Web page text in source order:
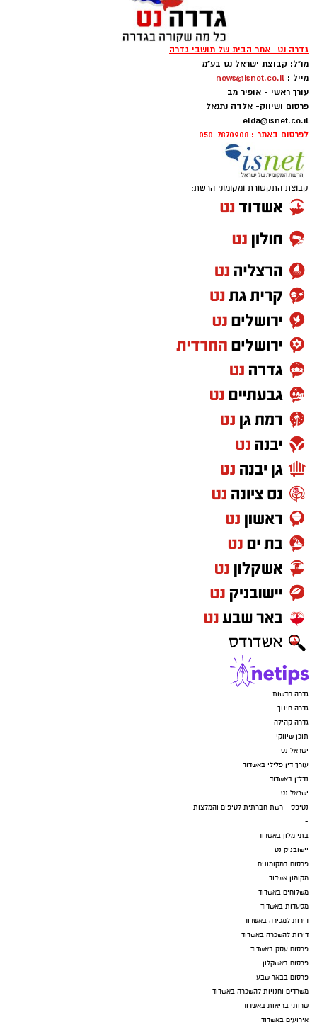
גדרה נט -אתר הבית של תושבי גדרה
מו"ל: קבוצת ישראל נט בע"מ
מייל : news@isnet.co.il
עורך ראשי - אופיר מב
פרסום ושיווק- אלדה נתנאל
elda@isnet.co.il
לפרסום באתר : 050-7870908
קבוצת התקשורת ומקומוני הרשת:
גדרה חדשות
גדרה חינוך
גדרה קהילה
תוכן שיווקי
ישראל נט
עורך דין פלילי באשדוד
נדל"ן באשדוד
ישראל נט
נטיפס - רשת חברתית לטיפים והמלצות
-
בתי מלון באשדוד
יישובניק נט
פרסום במקומונים
מקומון אשדוד
משלוחים באשדוד
מסעדות באשדוד
דירות למכירה באשדוד
דירות להשכרה באשדוד
פרסום עסק באשדוד
פרסום באשקלון
פרסום בבאר שבע
משרדים וחנויות להשכרה באשדוד
שרותי בריאות באשדוד
אירועים באשדוד